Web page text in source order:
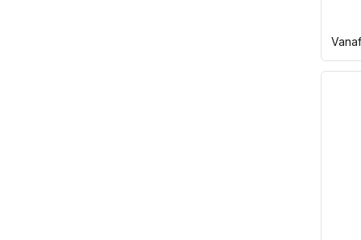
prijs
Vanaf